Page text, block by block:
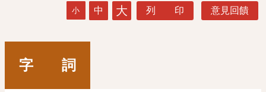
小 中 大 列 印 意見回饋
字 詞